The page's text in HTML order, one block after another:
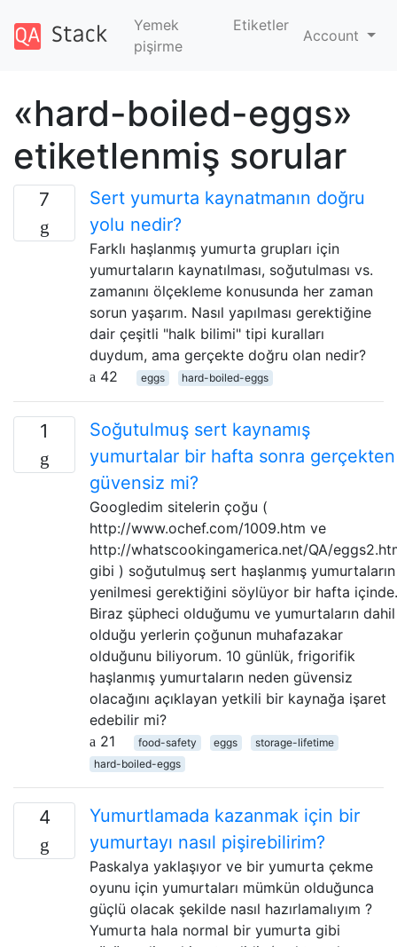
Yemek
pişirme
Etiketler
Account
«hard-boiled-eggs»
etiketlenmiş sorular
7
Sert yumurta kaynatmanın doğru
yolu nedir?
Farklı haşlanmış yumurta grupları için
yumurtaların kaynatılması, soğutulması vs.
zamanını ölçekleme konusunda her zaman
sorun yaşarım. Nasıl yapılması gerektiğine
dair çeşitli "halk bilimi" tipi kuralları
duydum, ama gerçekte doğru olan nedir?
42
eggs hard-boiled-eggs
1
Soğutulmuş sert kaynamış
yumurtalar bir hafta sonra gerçekten
güvensiz mi?
Googledim sitelerin çoğu (
http://www.ochef.com/1009.htm ve
http://whatscookingamerica.net/QA/
gibi ) soğutulmuş sert haşlanmış yumurtaların
yenilmesi gerektiğini söylüyor bir hafta içinde.
Biraz şüpheci olduğumu ve yumurtaların dahil
olduğu yerlerin çoğunun muhafazakar
olduğunu biliyorum. 10 günlük, frigorifik
haşlanmış yumurtaların neden güvensiz
olacağını açıklayan yetkili bir kaynağa işaret
edebilir mi?
21
food-safety eggs
storage-lifetime
hard-boiled-eggs
4
Yumurtlamada kazanmak için bir
yumurtayı nasıl pişirebilirim?
Paskalya yaklaşıyor ve bir yumurta çekme
oyunu için yumurtaları mümkün olduğunca
güçlü olacak şekilde nasıl hazırlamalıyım ?
Yumurta hala normal bir yumurta gibi